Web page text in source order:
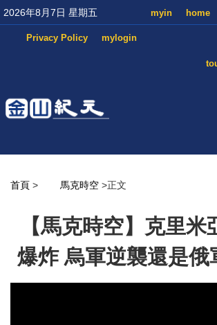
2026年8月7日 星期五 home
myin
mylogin
Privacy Policy
首頁 > 馬克時空 >正文
【馬克時空】克里米
爆炸 烏軍逆襲還是俄